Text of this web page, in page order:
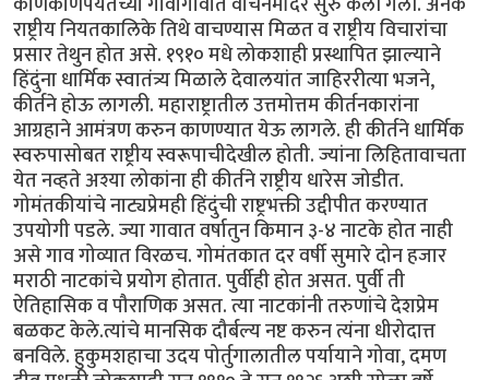
राष्ट्रीय नियतकालिके तिथे वाचण्यास मिळत व राष्ट्रीय विचारांचा
प्रसार तेथुन होत असे. १९१० मधे लोकशाही प्रस्थापित झाल्याने
हिंदुंना धार्मिक स्वातंत्र्य मिळाले देवालयांत जाहिररीत्या भजने,
कीर्तने होऊ लागली. महाराष्ट्रातील उत्तमोत्तम कीर्तनकारांना
आग्रहाने आमंत्रण करुन काणण्यात येऊ लागले. ही कीर्तने धार्मिक
स्वरुपासोबत राष्ट्रीय स्वरूपाचीदेखील होती. ज्यांना लिहितावाचता
येत नव्हते अश्या लोकांना ही कीर्तने राष्ट्रीय धारेस जोडीत.
गोमंतकीयांचे नाट्यप्रेमही हिंदुंची राष्ट्रभक्ती उद्दीपीत करण्यात
उपयोगी पडले. ज्या गावात वर्षातुन किमान ३-४ नाटके होत नाही
असे गाव गोव्यात विरळच. गोमंतकात दर वर्षी सुमारे दोन हजार
मराठी नाटकांचे प्रयोग होतात. पुर्वीही होत असत. पुर्वी ती
ऐतिहासिक व पौराणिक असत. त्या नाटकांनी तरुणांचे देशप्रेम
बळकट केले.त्यांचे मानसिक दौर्बल्य नष्ट करुन त्यंना धीरोदात्त
बनविले. हुकुमशहाचा उदय पोर्तुगालातील पर्यायाने गोवा, दमण